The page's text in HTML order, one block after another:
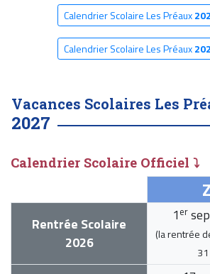
Calendrier Scolaire Les Préaux
Calendrier Scolaire Les Préaux
Vacances Scolaires Les
2027
Calendrier Scolaire Officiel ⤵
Rentrée Scolaire
2026
1 er
(la rentrée